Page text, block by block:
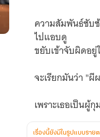
ความสัมพันธ์ซับ
ไปแอบดู
ขยับเข้าจับผิดอ
จะเรียกมันว่า "
เพราะเธอเป็น
เรื่องนี้ยังมีในรูปแบบราย